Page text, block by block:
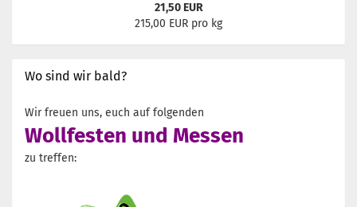
21,50 EUR
215,00 EUR pro kg
Wo sind wir bald?
Wir freuen uns, euch auf folgenden
Wollfesten und Messen
zu treffen: